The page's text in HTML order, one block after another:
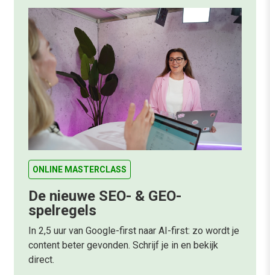
ONLINE MASTERCLASS
De nieuwe SEO- & GEO-
spelregels
In 2,5 uur van Google-first naar AI-first: zo wordt je
content beter gevonden. Schrijf je in en bekijk
direct.